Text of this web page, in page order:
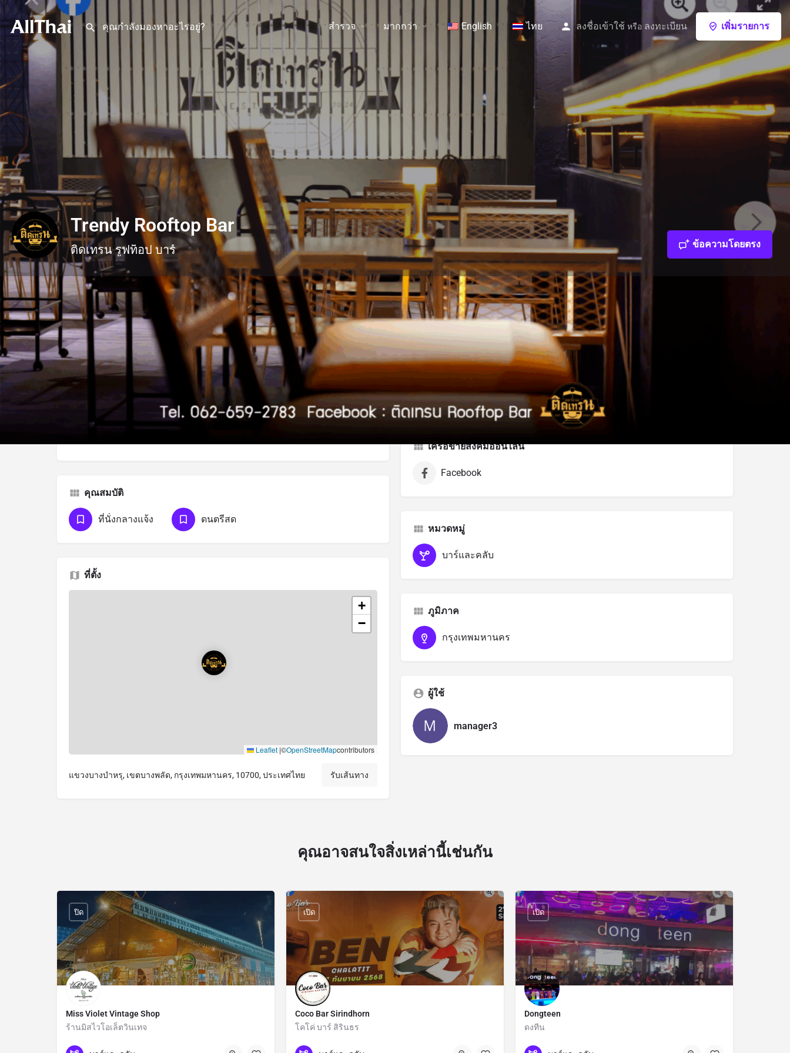
สำรวจ มากกว่า English ไทย ลงชื่อเข้าใช้ หรือ ลงทะเบียน เพิ่มรายการ
Trendy Rooftop Bar
ติดเทรน รูฟท็อป บาร์ ข้อความโดยตรง
ประวัติโดยย่อ บทวิจารณ์ 0 กิจกรรม 0 งาน 0 คุณสมบัติ
การอ้างสิทธิ์รายการ รับเส้นทาง ฝากความคิดเห็น โทรเลยตอนนี้ บุ๊กมาร์ก แบ่งปัน
🍷ติดเทรน Rooftop Bar บาร์บรรยากาศสุดชิลบนดาดฟ้า ย่านจรัญสนิทวงศ์
Closes in a few minutes เวลาเปิดทำการวันนี้:
เครือข่ายสังคมออนไลน์
Facebook
คุณสมบัติ
ที่นั่งกลางแจ้ง
ดนตรีสด
หมวดหมู่
บาร์และคลับ
ที่ตั้ง
+
−
Leaflet |©OpenStreetMapcontributors
แขวงบางบำหรุ, เขตบางพลัด, กรุงเทพมหานคร, 10700, ประเทศไทย รับเส้นทาง
ภูมิภาค
กรุงเทพมหานคร
ผู้ใช้
manager3
คุณอาจสนใจสิ่งเหล่านี้เช่นกัน
Miss Violet Vintage Shop
ร้านมิสไวโอเล็ตวินเทจ
กรุงเทพมหานคร
ปิด
Coco Bar Sirindhorn
โคโค่ บาร์ สิรินธร
กรุงเทพมหานคร
เปิด
Dongteen
ดงทีน
กรุงเทพมหานคร
เปิด